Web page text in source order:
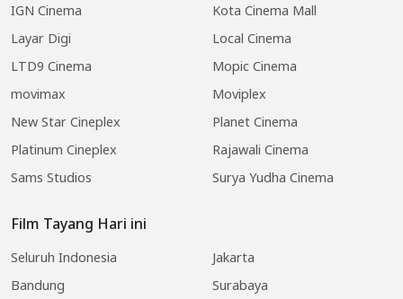
IGN Cinema
Kota Cinema Mall
Layar Digi
Local Cinema
LTD9 Cinema
Mopic Cinema
movimax
Moviplex
New Star Cineplex
Planet Cinema
Platinum Cineplex
Rajawali Cinema
Sams Studios
Surya Yudha Cinema
Film Tayang Hari ini
Seluruh Indonesia
Jakarta
Bandung
Surabaya